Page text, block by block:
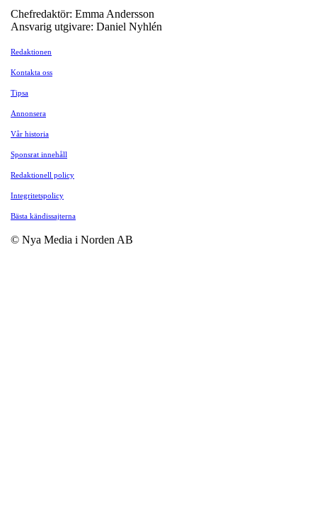
Chefredaktör: Emma Andersson
Ansvarig utgivare: Daniel Nyhlén
Redaktionen
Kontakta oss
Tipsa
Annonsera
Vår historia
Sponsrat innehåll
Redaktionell policy
Integritetspolicy
Bästa kändissajterna
© Nya Media i Norden AB